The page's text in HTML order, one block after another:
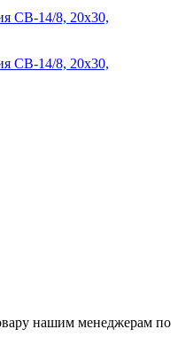
нашим менеджерам по